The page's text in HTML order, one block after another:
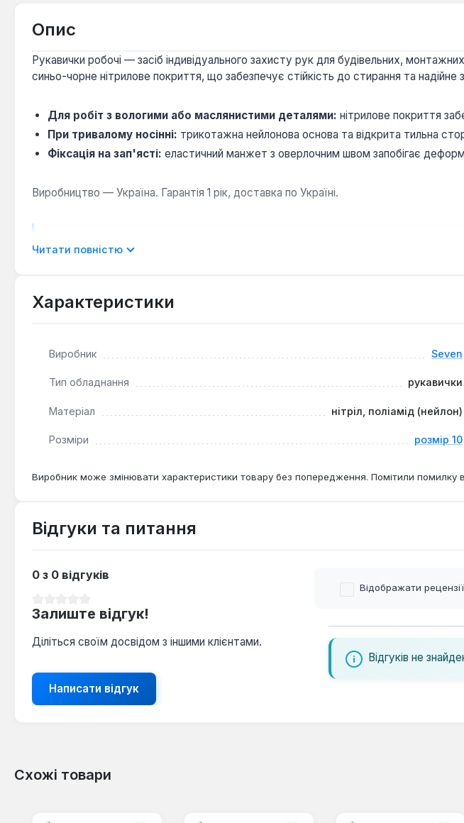
Опис
Рукавички робочі — засіб індивідуального захисту рук для будівельних,
синьо-чорне нітрилове покриття, що забезпечує стійкість до стирання та
Для робіт з вологими або маслянистими деталями: нітрилове покриття
При тривалому носінні: трикотажна нейлонова основа та відкрита тильна
Фіксація на зап'ясті: еластичний манжет з оверлочним швом запобігає
Виробництво — Україна. Гарантія 1 рік, доставка по Україні.
Який розмір відповідає Р10?
Читати повністю
Характеристики
Виробник Seven
Тип обладнання рукавички
Матеріал нітріл, поліамід (нейлон)
Розміри розмір 10
Виробник може змінювати характеристики товару без попередження. Помітили
Відгуки та питання
0 з 0 відгуків
Залиште відгук!
Діліться своїм досвідом з іншими клієнтами.
Написати відгук
Відображати
Відгуків не
Схожі товари